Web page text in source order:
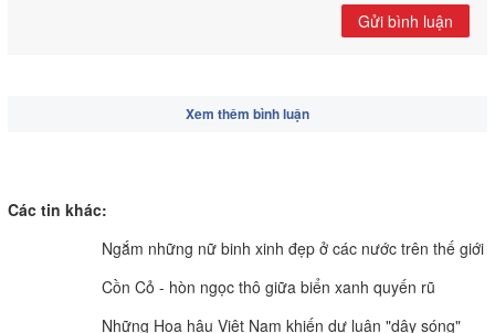
Gửi bình luận
Xem thêm bình luận
Các tin khác:
Ngắm những nữ binh xinh đẹp ở các nước trên thế giới
Cồn Cỏ - hòn ngọc thô giữa biển xanh quyến rũ
Những Hoa hậu Việt Nam khiến dư luận "dậy sóng"